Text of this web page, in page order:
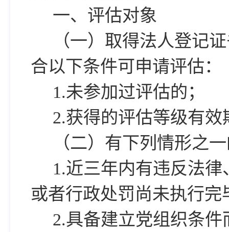
一、评估对象
（一）取得法人登记
合以下条件可申请评估：
1.未参加过评估的；
2.获得的评估等级有效
（二）有下列情形之
1.近三年内有违反法
或者行政处罚尚未执行完
2.具备建立党组织条